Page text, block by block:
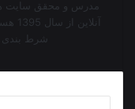
مدرس و محقق سایت
شرط بندی